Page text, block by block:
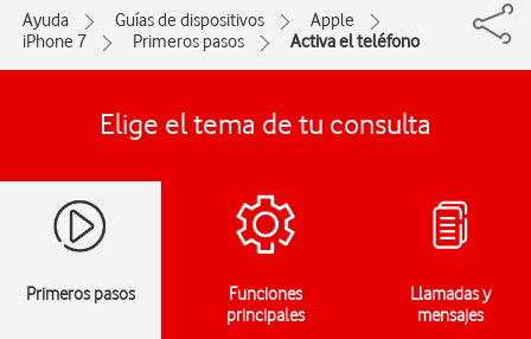
Ayuda Guías de dispositivos
Apple
iPhone 7
Primeros pasos Activa el teléfono
Elige el tema de tu consulta
Primeros pasos
Funciones
principales
Llamadas y
mensajes